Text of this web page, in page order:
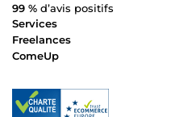
99 % d’avis positifs
Services
Freelances
ComeUp